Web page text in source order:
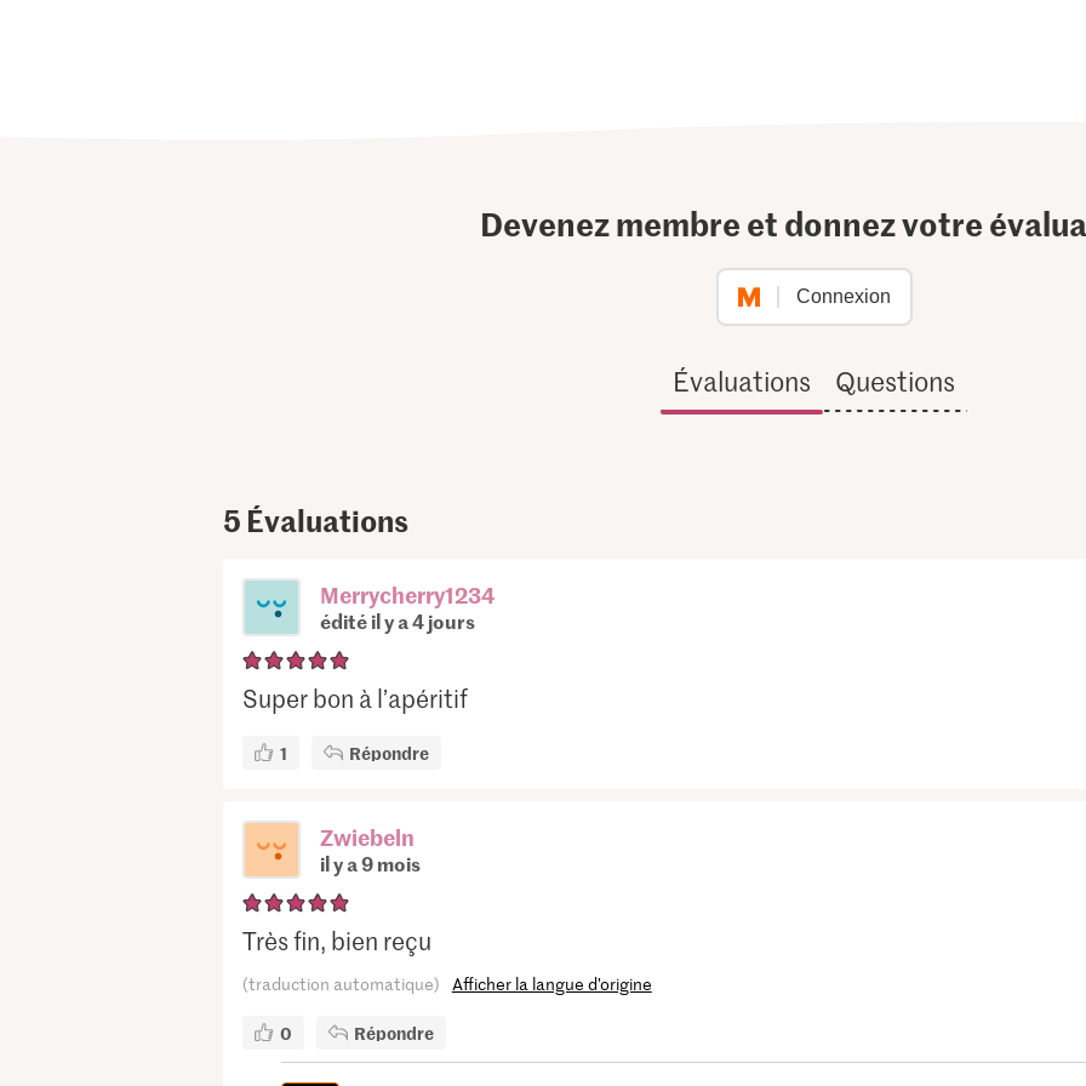
Devenez membre et donnez votre
Connexion
Évaluations Questions
5 Évaluations
Merrycherry1234
édité il y a 4 jours
Super bon à l’apéritif
1 Répondre
Zwiebeln
il y a 9 mois
Très fin, bien reçu
(traduction automatique) Afficher la langue d’origine
0 Répondre